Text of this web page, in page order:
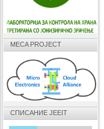
MECA PROJECT
СПИСАНИЕ JEEIT